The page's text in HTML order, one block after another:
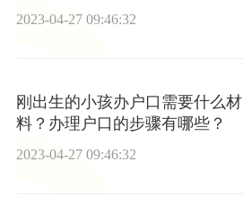
车？
2023-04-27 09:46:32
刚出生的小孩办户口需要什么材
料？办理户口的步骤有哪些？
2023-04-27 09:46:32